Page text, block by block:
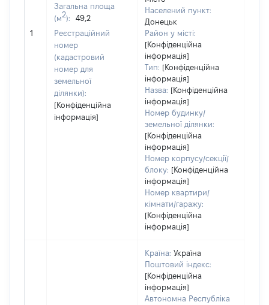
1
Загальна площа
(м2):
49,2
Реєстраційний
номер
(кадастровий
номер для
земельної
ділянки):
[Конфіденційна
інформація]
Населений пункт:
Донецьк
Район у місті:
[Конфіденційна
інформація]
Тип: [Конфіденційна
інформація]
Назва: [Конфіденційна
інформація]
Номер будинку/
земельної ділянки:
[Конфіденційна
інформація]
Номер корпусу/секції/
блоку: [Конфіденційна
інформація]
Номер квартири/
кімнати/гаражу:
[Конфіденційна
інформація]
Країна: Україна
Поштовий індекс:
[Конфіденційна
інформація]
Автономна Республіка